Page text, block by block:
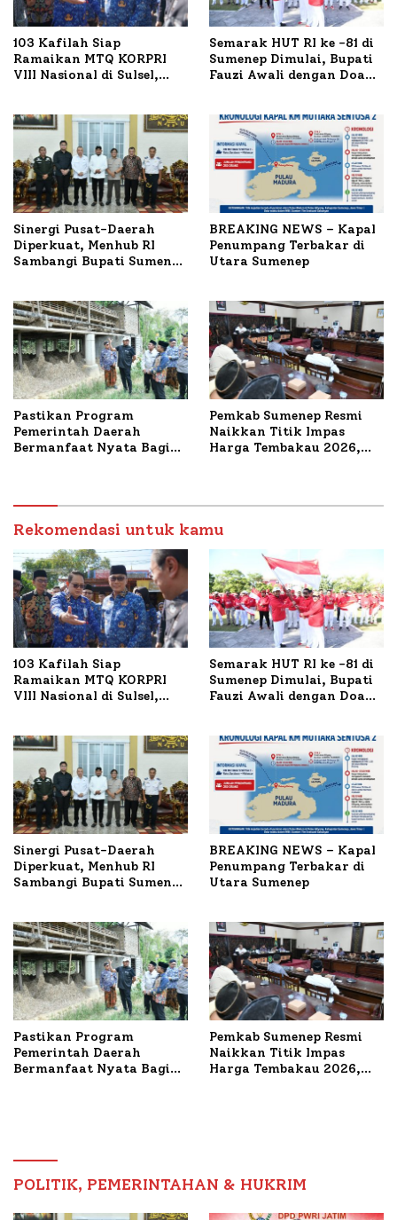
103 Kafilah Siap
Ramaikan MTQ KORPRI
VIII Nasional di Sulsel,
Semarak HUT RI ke -81 di
Sumenep Dimulai, Bupati
Fauzi Awali dengan Doa
Sinergi Pusat-Daerah
Diperkuat, Menhub RI
Sambangi Bupati Sumenep
BREAKING NEWS – Kapal
Penumpang Terbakar di
Utara Sumenep
Pastikan Program
Pemerintah Daerah
Bermanfaat Nyata Bagi
Petelur di Desa Bataal
Timur
Pemkab Sumenep Resmi
Naikkan Titik Impas
Harga Tembakau 2026,
Rekomendasi untuk kamu
103 Kafilah Siap
Ramaikan MTQ KORPRI
VIII Nasional di Sulsel,
Semarak HUT RI ke -81 di
Sumenep Dimulai, Bupati
Fauzi Awali dengan Doa
Sinergi Pusat-Daerah
Diperkuat, Menhub RI
Sambangi Bupati Sumenep
BREAKING NEWS – Kapal
Penumpang Terbakar di
Utara Sumenep
Pastikan Program
Pemerintah Daerah
Bermanfaat Nyata Bagi
Pemkab Sumenep Resmi
Naikkan Titik Impas
Harga Tembakau 2026,
POLITIK, PEMERINTAHAN & HUKRIM